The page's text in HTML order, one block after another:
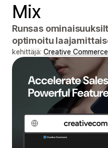
Mix
Runsas
optimoitu
kehittäjä: Creative Commerce